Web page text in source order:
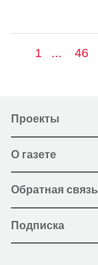
1 ... 46
Проекты
О газете
Обратная связь
Подписка